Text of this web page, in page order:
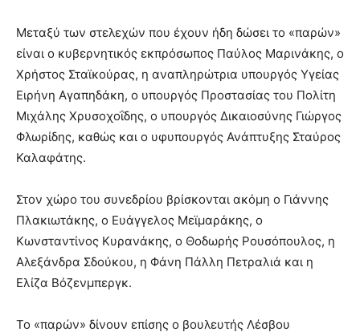
Μεταξύ των στελεχών που έχουν ήδη δώσει το «παρών»
είναι ο κυβερνητικός εκπρόσωπος Παύλος Μαρινάκης, ο
Χρήστος Σταϊκούρας, η αναπληρώτρια υπουργός Υγείας
Ειρήνη Αγαπηδάκη, ο υπουργός Προστασίας του Πολίτη
Μιχάλης Χρυσοχοΐδης, ο υπουργός Δικαιοσύνης Γιώργος
Φλωρίδης, καθώς και ο υφυπουργός Ανάπτυξης Σταύρος
Καλαφάτης.
Στον χώρο του συνεδρίου βρίσκονται ακόμη ο Γιάννης
Πλακιωτάκης, ο Ευάγγελος Μεϊμαράκης, ο
Κωνσταντίνος Κυρανάκης, ο Θοδωρής Ρουσόπουλος, η
Αλεξάνδρα Σδούκου, η Φάνη Πάλλη Πετραλιά και η
Ελίζα Βόζενμπεργκ.
Το «παρών» δίνουν επίσης ο βουλευτής Λέσβου